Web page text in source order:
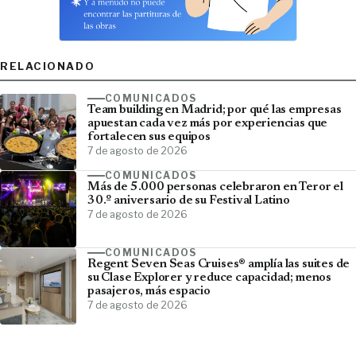
RELACIONADO
COMUNICADOS
Team building en Madrid; por qué las empresas
apuestan cada vez más por experiencias que
fortalecen sus equipos
7 de agosto de 2026
COMUNICADOS
Más de 5.000 personas celebraron en Teror el
30.º aniversario de su Festival Latino
7 de agosto de 2026
COMUNICADOS
Regent Seven Seas Cruises® amplía las suites de
su Clase Explorer y reduce capacidad; menos
pasajeros, más espacio
7 de agosto de 2026